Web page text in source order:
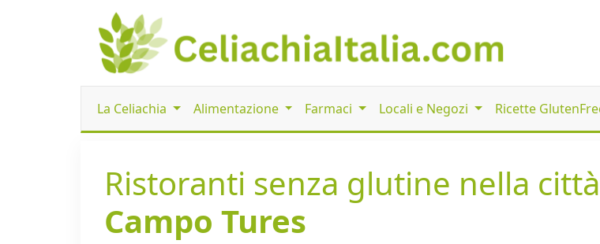
La Celiachia Alimentazione Farmaci Locali e Negozi Ricette
Ristoranti senza glutine nella
Campo Tures